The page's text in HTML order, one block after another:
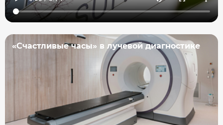
«Счастливые часы» в лучевой диагностике